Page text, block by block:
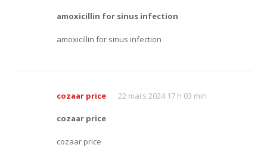
amoxicillin for sinus infection
amoxicillin for sinus infection
cozaar price 22 mars 2024 17 h 03 min
cozaar price
cozaar price